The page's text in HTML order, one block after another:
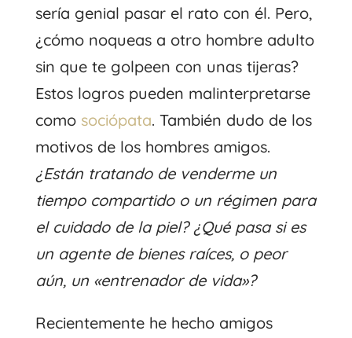
sería genial pasar el rato con él. Pero,
¿cómo noqueas a otro hombre adulto
sin que te golpeen con unas tijeras?
Estos logros pueden malinterpretarse
como sociópata. También dudo de los
motivos de los hombres amigos.
¿Están tratando de venderme un
tiempo compartido o un régimen para
el cuidado de la piel? ¿Qué pasa si es
un agente de bienes raíces, o peor
aún, un «entrenador de vida»?
Recientemente he hecho amigos